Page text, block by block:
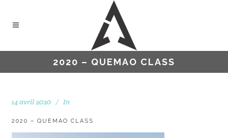
2020 – QUEMAO CLASS
14 avril 2020 In
2020 – QUEMAO CLASS